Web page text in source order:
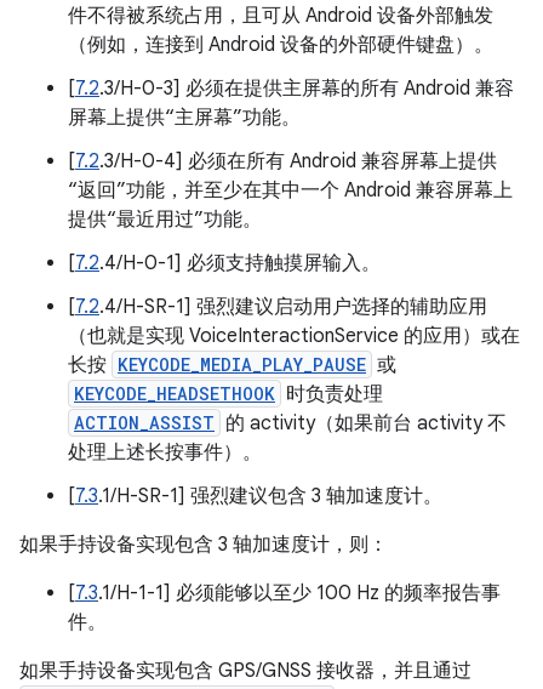
件不得被系统占用，且可从 Android 设备外部触发
（例如，连接到 Android 设备的外部硬件键盘）。
[7.2.3/H-0-3] 必须在提供主屏幕的所有 Android 兼容
屏幕上提供“主屏幕”功能。
[7.2.3/H-0-4] 必须在所有 Android 兼容屏幕上提供
“返回”功能，并至少在其中一个 Android 兼容屏幕上
提供“最近用过”功能。
[7.2.4/H-0-1] 必须支持触摸屏输入。
[7.2.4/H-SR-1] 强烈建议启动用户选择的辅助应用
（也就是实现 VoiceInteractionService 的应用）或在
长按 KEYCODE_MEDIA_PLAY_PAUSE 或
KEYCODE_HEADSETHOOK 时负责处理
ACTION_ASSIST 的 activity（如果前台 activity 不
处理上述长按事件）。
[7.3.1/H-SR-1] 强烈建议包含 3 轴加速度计。
如果手持设备实现包含 3 轴加速度计，则：
[7.3.1/H-1-1] 必须能够以至少 100 Hz 的频率报告事
件。
如果手持设备实现包含 GPS/GNSS 接收器，并且通过